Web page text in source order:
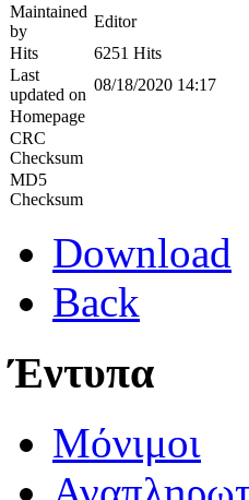
Maintained
by
Editor
Hits
6251 Hits
Last
updated on
08/18/2020 14:17
Homepage
CRC
Checksum
MD5
Checksum
Download
Back
Έντυπα
Μόνιμοι